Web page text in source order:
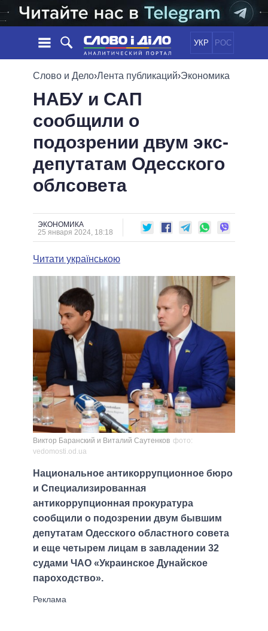
УКР РОС
НОВОСТИ
ЛЕНТА
СОБЫТИЯ
СТАТЬИ
МНЕНИЯ
ОБЗОРЫ
ДАЙДЖЕСТЫ
ОБЩЕСТВО
МИР
ОБЕЩАНИЯ
ПОЛИТИКИ
ВСЕ ПОЛИТИКИ
ПРЕЗИДЕНТ И ОФИС
ВЕРХОВНАЯ РАДА
ГЛАВЫ ОБЛАДМИНИСТРАЦИЙ
МЭРЫ
ВСЕ ПЕРСОНЫ
ИНФОГРАФИКА
ВИДЕО
СРАВНЕНИЕ ПОЛИТИКОВ
Слово и Дело›Лента публикаций›Экономика
НАБУ и САП
сообщили о
подозрении двум экс-
депутатам Одесского
облсовета
ЭКОНОМИКА
25 января 2024, 18:18
Читати українською
Виктор Баранский и Виталий Саутенков фото:
vedomosti.od.ua
Национальное антикоррупционное бюро
и Специализированная
антикоррупционная прокуратура
сообщили о подозрении двум бывшим
депутатам Одесского областного совета
и еще четырем лицам в завладении 32
судами ЧАО «Украинское Дунайское
пароходство».